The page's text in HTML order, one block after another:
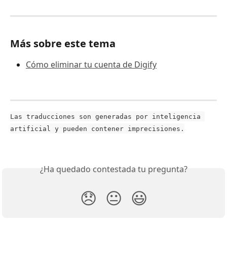
Más sobre este tema
Cómo eliminar tu cuenta de Digify
Las traducciones son generadas por inteligencia
artificial y pueden contener imprecisiones.
¿Ha quedado contestada tu pregunta?
😞 😐 😃